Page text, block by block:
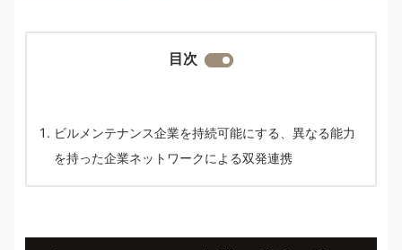
目次
ビルメンテナンス企業を持続可能にする、異なる能力
を持った企業ネットワークによる双発連携